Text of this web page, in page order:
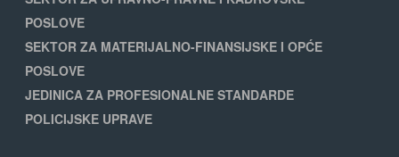
POSLOVE
SEKTOR ZA MATERIJALNO-FINANSIJSKE I OPĆE
POSLOVE
JEDINICA ZA PROFESIONALNE STANDARDE
POLICIJSKE UPRAVE